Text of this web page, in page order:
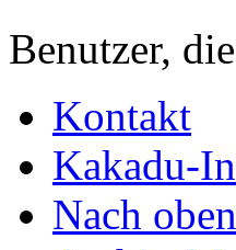
Benutzer,
Kontakt
Kakadu-
Nach oben